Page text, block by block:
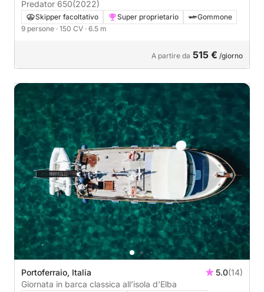
Predator 650(2022)
Skipper facoltativo Super proprietario
Gommone
9 persone · 150 CV · 6.5 m
A partire da 515 € /giorno
Portoferraio, Italia 5.0(14)
Giornata in barca classica all’isola d’Elba